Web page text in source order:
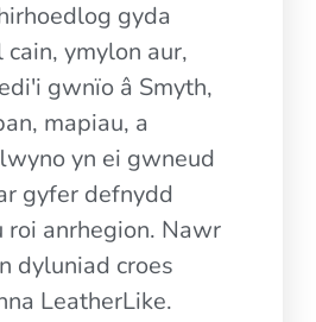
gyda
ymylon aur,
gwnïo â Smyth,
mapiau, a
yn ei gwneud
gyfer defnydd
roi anrhegion. Nawr
dyluniad croes
LeatherLike.